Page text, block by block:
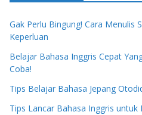
Gak Perlu Bingung! Cara Menulis
Keperluan
Belajar Bahasa Inggris Cepat
Coba!
Tips Belajar Bahasa Jepang
Tips Lancar Bahasa Inggris